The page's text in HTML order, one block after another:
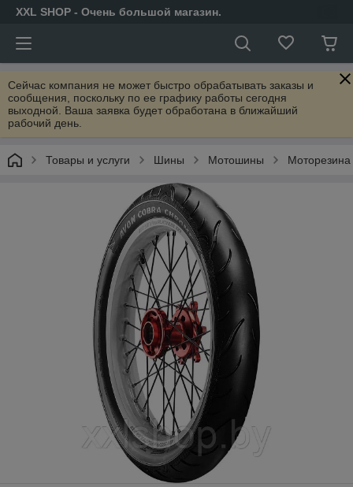
XXL SHOP - Очень большой магазин.
Сейчас компания не может быстро обрабатывать заказы и
сообщения, поскольку по ее графику работы сегодня
выходной. Ваша заявка будет обработана в ближайший
рабочий день.
Товары и услуги Шины Мотошины